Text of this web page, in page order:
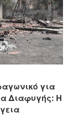
για
Διαφυγής: Η